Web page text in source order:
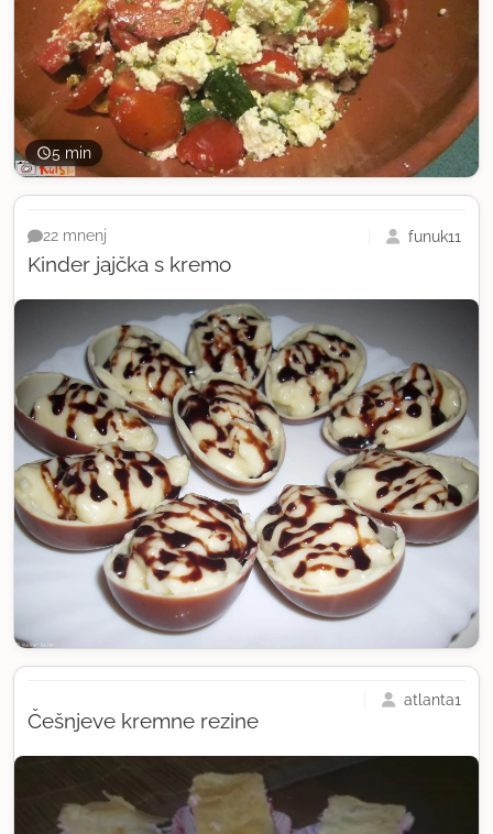
5 min
Kinder jajčka s kremo
22 mnenj funuk11
Češnjeve kremne rezine
atlanta1